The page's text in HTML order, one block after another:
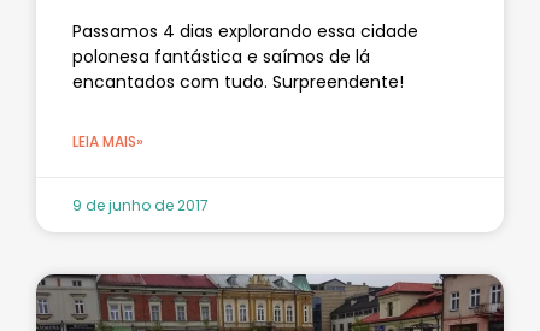
Passamos 4 dias explorando essa cidade
polonesa fantástica e saímos de lá
encantados com tudo. Surpreendente!
LEIA MAIS»
9 de junho de 2017